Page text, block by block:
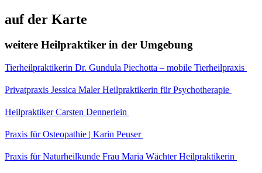
auf der Karte
weitere Heilpraktiker in der Umgebung
Tierheilpraktikerin Dr. Gundula Piechotta – mobile Tierheilpraxis
Privatpraxis Jessica Maler Heilpraktikerin für Psychotherapie
Heilpraktiker Carsten Dennerlein
Praxis für Osteopathie | Karin Peuser
Praxis für Naturheilkunde Frau Maria Wächter Heilpraktikerin